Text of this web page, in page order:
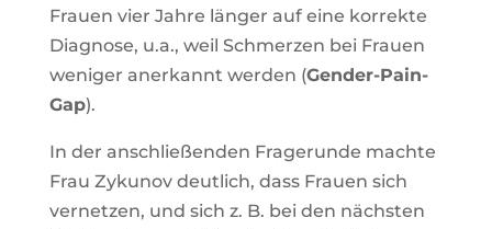
Frauen vier Jahre länger auf eine korrekte
Diagnose, u.a., weil Schmerzen bei Frauen
weniger anerkannt werden (Gender-Pain-
Gap).
In der anschließenden Fragerunde machte
Frau Zykunov deutlich, dass Frauen sich
vernetzen, und sich z. B. bei den nächsten